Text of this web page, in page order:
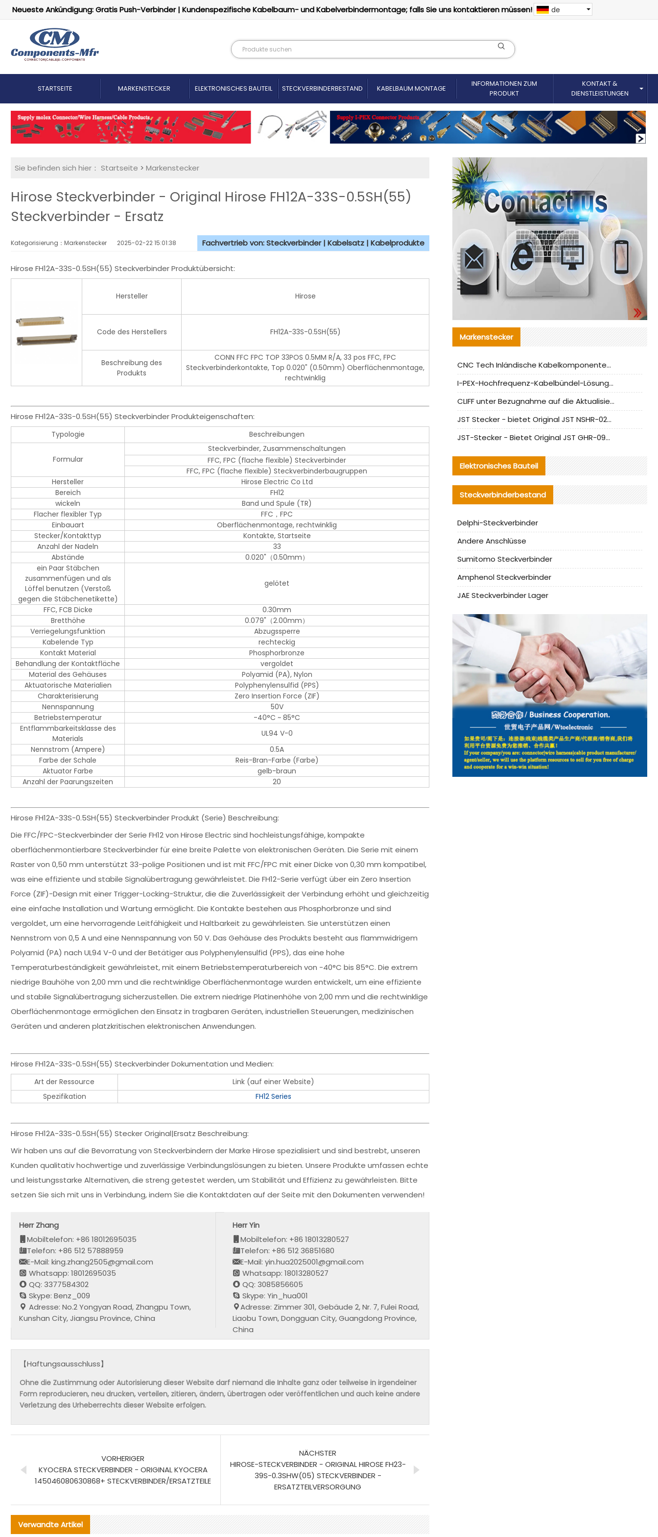
Neueste Ankündigung: Gratis Push-Verbinder | Kundenspezifische Kabelbaum- und Kabelverbindermontage; falls Sie uns kontaktieren müssen! de
STARTSEITE MARKENSTECKER ELEKTRONISCHES BAUTEIL STECKVERBINDERBESTAND KABELBAUM MONTAGE
INFORMATIONEN ZUM
PRODUKT
KONTAKT &
DIENSTLEISTUNGEN
Sie befinden sich hier： Startseite > Markenstecker
Hirose Steckverbinder - Original Hirose FH12A-33S-0.5SH(55)
Steckverbinder - Ersatz
Kategorisierung：Markenstecker 2025-02-22 15:01:38 Fachvertrieb von: Steckverbinder | Kabelsatz | Kabelprodukte
Hirose FH12A-33S-0.5SH(55) Steckverbinder Produktübersicht:
Hersteller Hirose
Code des Herstellers FH12A-33S-0.5SH(55)
Beschreibung des
Produkts
CONN FFC FPC TOP 33POS 0.5MM R/A, 33 pos FFC, FPC
Steckverbinderkontakte, Top 0.020" (0.50mm) Oberflächenmontage,
rechtwinklig
Hirose FH12A-33S-0.5SH(55) Steckverbinder Produkteigenschaften:
Typologie Beschreibungen
Formular
Steckverbinder, Zusammenschaltungen
FFC, FPC (flache flexible) Steckverbinder
FFC, FPC (flache flexible) Steckverbinderbaugruppen
Hersteller
Hirose Electric Co Ltd
Bereich
FH12
wickeln
Band und Spule (TR)
Flacher flexibler Typ
FFC，FPC
Einbauart
Oberflächenmontage, rechtwinklig
Stecker/Kontakttyp
Kontakte, Startseite
Anzahl der Nadeln
33
Abstände
0.020"（0.50mm）
ein Paar Stäbchen
zusammenfügen und als
Löffel benutzen (Verstoß
gegen die Stäbchenetikette)
gelötet
FFC, FCB Dicke
0.30mm
Bretthöhe
0.079"（2.00mm）
Verriegelungsfunktion
Abzugssperre
Kabelende Typ
rechteckig
Kontakt Material
Phosphorbronze
Behandlung der Kontaktfläche
vergoldet
Material des Gehäuses
Polyamid (PA), Nylon
Aktuatorische Materialien
Polyphenylensulfid (PPS)
Charakterisierung
Zero Insertion Force (ZIF)
Nennspannung
50V
Betriebstemperatur
-40°C ~ 85°C
Entflammbarkeitsklasse des
Materials
UL94 V-0
Nennstrom (Ampere)
0.5A
Farbe der Schale
Reis-Bran-Farbe (Farbe)
Aktuator Farbe
gelb-braun
Anzahl der Paarungszeiten
20
Hirose FH12A-33S-0.5SH(55) Steckverbinder Produkt (Serie) Beschreibung:
Die FFC/FPC-Steckverbinder der Serie FH12 von Hirose Electric sind hochleistungsfähige, kompakte
oberflächenmontierbare Steckverbinder für eine breite Palette von elektronischen Geräten. Die Serie mit einem
Raster von 0,50 mm unterstützt 33-polige Positionen und ist mit FFC/FPC mit einer Dicke von 0,30 mm kompatibel,
was eine effiziente und stabile Signalübertragung gewährleistet. Die FH12-Serie verfügt über ein Zero Insertion
Force (ZIF)-Design mit einer Trigger-Locking-Struktur, die die Zuverlässigkeit der Verbindung erhöht und gleichzeitig
eine einfache Installation und Wartung ermöglicht. Die Kontakte bestehen aus Phosphorbronze und sind
vergoldet, um eine hervorragende Leitfähigkeit und Haltbarkeit zu gewährleisten. Sie unterstützen einen
Nennstrom von 0,5 A und eine Nennspannung von 50 V. Das Gehäuse des Produkts besteht aus flammwidrigem
Polyamid (PA) nach UL94 V-0 und der Betätiger aus Polyphenylensulfid (PPS), das eine hohe
Temperaturbeständigkeit gewährleistet, mit einem Betriebstemperaturbereich von -40°C bis 85°C. Die extrem
niedrige Bauhöhe von 2,00 mm und die rechtwinklige Oberflächenmontage wurden entwickelt, um eine effiziente
und stabile Signalübertragung sicherzustellen. Die extrem niedrige Platinenhöhe von 2,00 mm und die rechtwinklige
Oberflächenmontage ermöglichen den Einsatz in tragbaren Geräten, industriellen Steuerungen, medizinischen
Geräten und anderen platzkritischen elektronischen Anwendungen.
Hirose FH12A-33S-0.5SH(55) Steckverbinder Dokumentation und Medien:
Art der Ressource
Link (auf einer Website)
Spezifikation
FH12 Series
Hirose FH12A-33S-0.5SH(55) Stecker Original|Ersatz Beschreibung:
Wir haben uns auf die Bevorratung von Steckverbindern der Marke Hirose spezialisiert und sind bestrebt, unseren
Kunden qualitativ hochwertige und zuverlässige Verbindungslösungen zu bieten. Unsere Produkte umfassen echte
und leistungsstarke Alternativen, die streng getestet werden, um Stabilität und Effizienz zu gewährleisten. Bitte
setzen Sie sich mit uns in Verbindung, indem Sie die Kontaktdaten auf der Seite mit den Dokumenten verwenden!
Herr Zhang
Mobiltelefon: +86 18012695035
Telefon: +86 512 57888959
E-Mail: king.zhang2505@gmail.com
Whatsapp: 18012695035
QQ: 3377584302
Skype: Benz_009
Adresse: No.2 Yongyan Road, Zhangpu Town,
Kunshan City, Jiangsu Province, China
Herr Yin
Mobiltelefon: +86 18013280527
Telefon: +86 512 36851680
E-Mail: yin.hua2025001@gmail.com
Whatsapp: 18013280527
QQ: 3085856605
Skype: Yin_hua001
Adresse: Zimmer 301, Gebäude 2, Nr. 7, Fulei Road,
Liaobu Town, Dongguan City, Guangdong Province,
China
【Haftungsausschluss】
Ohne die Zustimmung oder Autorisierung dieser Website darf niemand die Inhalte ganz oder teilweise in irgendeiner
Form reproducieren, neu drucken, verteilen, zitieren, ändern, übertragen oder veröffentlichen und auch keine andere
Verletzung des Urheberrechts dieser Website erfolgen.
VORHERIGER
KYOCERA STECKVERBINDER - ORIGINAL KYOCERA
145046080630868+ STECKVERBINDER/ERSATZTEILE
NÄCHSTER
HIROSE-STECKVERBINDER - ORIGINAL HIROSE FH23-
39S-0.3SHW(05) STECKVERBINDER -
ERSATZTEILVERSORGUNG
Verwandte Artikel
Markenstecker
CNC Tech Inländische Kabelkomponentenbewertung und Massenproduktionsanpassungsanleitung
I-PEX-Hochfrequenz-Kabelbündel-Lösung für die heimische Produktion analysiert
CLIFF unter Bezugnahme auf die Aktualisierung der chinesischen Stecker-Testnormen
JST Stecker - bietet Original JST NSHR-02V-S Stecker und Ersatzteile an
JST-Stecker - Bietet Original JST GHR-09V-S Stecker und Ersatzteile an
Elektronisches Bauteil
Steckverbinderbestand
Delphi-Steckverbinder
Andere Anschlüsse
Sumitomo Steckverbinder
Amphenol Steckverbinder
JAE Steckverbinder Lager